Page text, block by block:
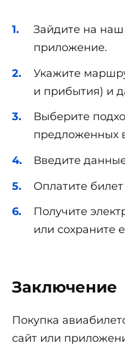
Зайдите на наш
приложение.
Укажите
и прибытия) и
Выберите
предложенных
Введите
Оплатите
Получите
или сохраните
Заключение
Покупка
сайт или